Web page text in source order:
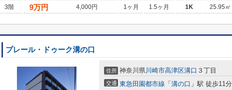
3階
9万円 4,000円 1ヶ月 1.5ヶ月 1K 25.95㎡
プレール・ドゥーク溝の口
住所 神奈川県川崎市高津区溝口 ３丁目
交通 東急田園都市線 「 溝の口 」駅 徒歩11分